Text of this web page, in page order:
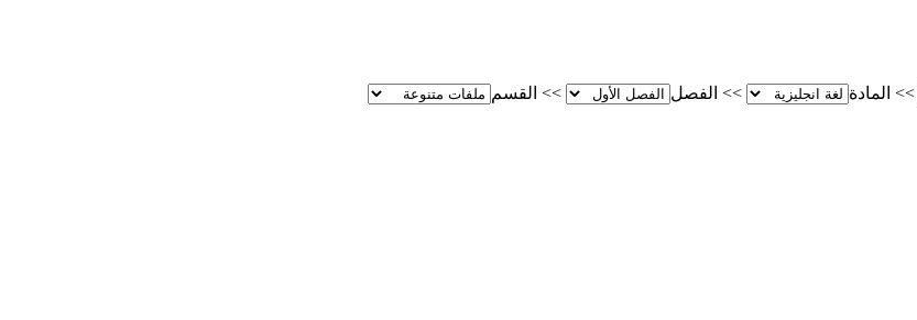
>> المادة >> الفصل >> القسم